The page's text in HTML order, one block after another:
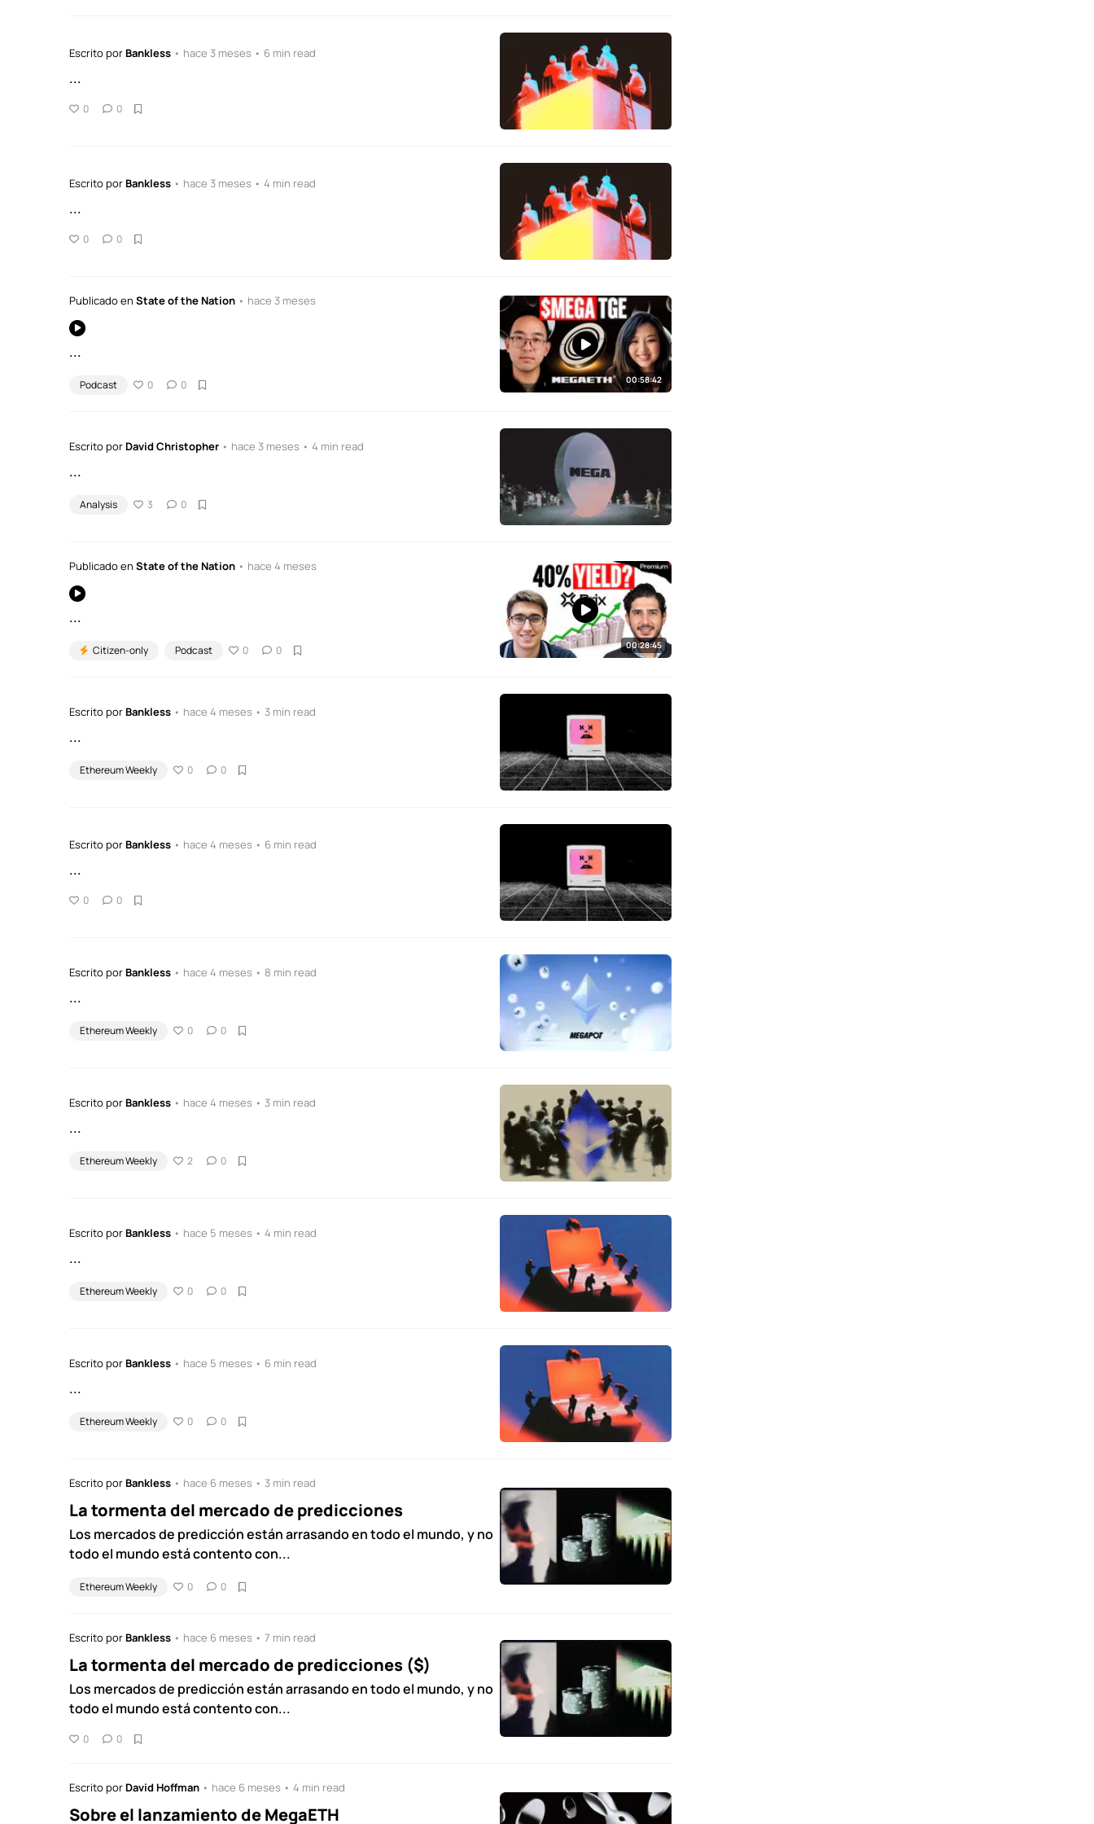
Escrito porBankless • hace 3 meses • 6 min read
...
0 0
Escrito porBankless • hace 3 meses • 4 min read
...
0 0
Publicado en State of the Nation • hace 3 meses
...
Podcast 0 0 00:58:42
Escrito porDavid Christopher • hace 3 meses • 4 min read
...
Analysis 3 0
Publicado en State of the Nation • hace 4 meses
...
Citizen-only Podcast 0 0 00:28:45
Escrito porBankless • hace 4 meses • 3 min read
...
Ethereum Weekly 0 0
Escrito porBankless • hace 4 meses • 6 min read
...
0 0
Escrito porBankless • hace 4 meses • 8 min read
...
Ethereum Weekly 0 0
Escrito porBankless • hace 4 meses • 3 min read
...
Ethereum Weekly 2 0
Escrito porBankless • hace 5 meses • 4 min read
...
Ethereum Weekly 0 0
Escrito porBankless • hace 5 meses • 6 min read
...
Ethereum Weekly 0 0
Escrito porBankless • hace 6 meses • 3 min read
La tormenta del mercado de predicciones
Los mercados de predicción están arrasando en todo el mundo, y no
todo el mundo está contento con...
Ethereum Weekly 0 0
Escrito porBankless • hace 6 meses • 7 min read
La tormenta del mercado de predicciones ($)
Los mercados de predicción están arrasando en todo el mundo, y no
todo el mundo está contento con...
0 0
Escrito porDavid Hoffman • hace 6 meses • 4 min read
Sobre el lanzamiento de MegaETH